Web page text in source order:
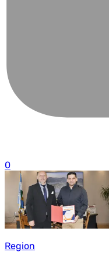
0
Region